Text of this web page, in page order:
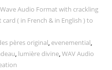
Audio Format with crackling
( in French & in English ) to
pères original, evenemential,
, lumière divine,WAV Audio